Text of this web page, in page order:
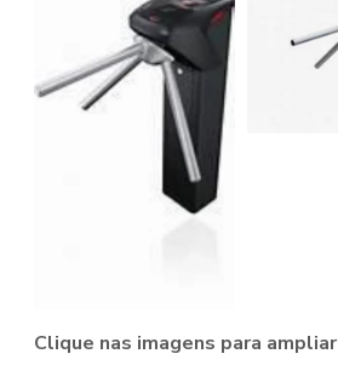
Clique nas imagens para ampliar